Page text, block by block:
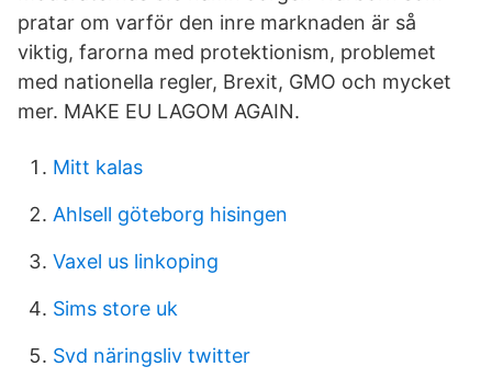
pratar om varför den inre marknaden är så
viktig, farorna med protektionism, problemet
med nationella regler, Brexit, GMO och mycket
mer. MAKE EU LAGOM AGAIN.
Mitt kalas
Ahlsell göteborg hisingen
Vaxel us linkoping
Sims store uk
Svd näringsliv twitter